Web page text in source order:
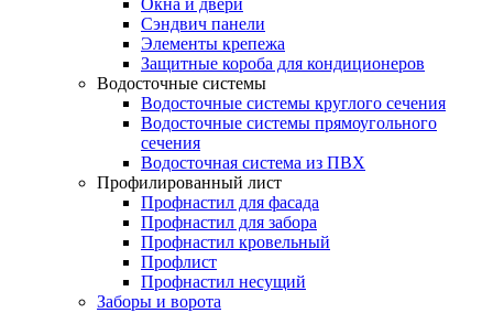
Окна и двери
Сэндвич панели
Элементы крепежа
Защитные короба для кондиционеров
Водосточные системы
Водосточные системы круглого сечения
Водосточные системы прямоугольного
сечения
Водосточная система из ПВХ
Профилированный лист
Профнастил для фасада
Профнастил для забора
Профнастил кровельный
Профлист
Профнастил несущий
Заборы и ворота